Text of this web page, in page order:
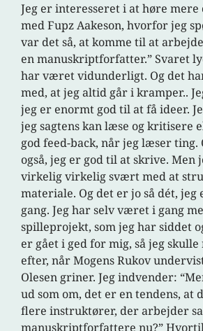
Jeg er interesseret i at høre
med Fupz Aakeson, hvorfor jeg
var det så, at komme til at
en manuskriptforfatter.” Svaret
har været vidunderligt. Og det
med, at jeg altid går i kramper..
jeg er enormt god til at få ideer.
jeg sagtens kan læse og kritisere
god feed-back, når jeg læser ting.
også, jeg er god til at skrive. Men
virkelig virkelig svært med at
materiale. Og det er jo så dét,
gang. Jeg har selv været i gang
spilleprojekt, som jeg har siddet
er gået i ged for mig, så jeg
efter, når Mogens Rukov
Olesen griner. Jeg indvender:
ud som om, det er en tendens, at
flere instruktører, der arbejder
manuskriptforfattere nu?”